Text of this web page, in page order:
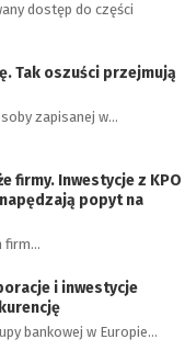
dostęp do części
Tak oszuści przejmują
zapisanej w…
firmy. Inwestycje z KPO
popyt na
firm…
i inwestycje
bankowej w Europie…